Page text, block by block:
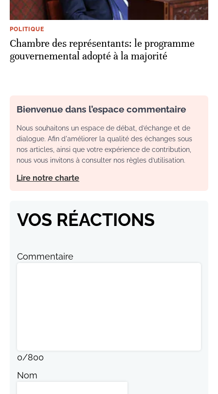
POLITIQUE
Chambre des représentants: le programme
gouvernemental adopté à la majorité
Bienvenue dans l’espace commentaire
Nous souhaitons un espace de débat, d’échange et de
dialogue. Afin d'améliorer la qualité des échanges sous
nos articles, ainsi que votre expérience de contribution,
nous vous invitons à consulter nos règles d’utilisation.
Lire notre charte
VOS RÉACTIONS
Commentaire
0/800
Nom